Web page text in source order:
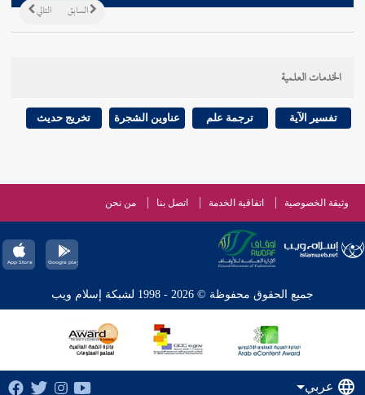
التالي السابق
الخدمات العلمية
تفسير الآية ترجمة علم عناوين الشجرة تخريج حديث
وثيقة الخصوصية اتفاقية الخدمة اتصل بنا من نحن
جميع الحقوق محفوظة © 2026 - 1998 لشبكة إسلام ويب
عربي